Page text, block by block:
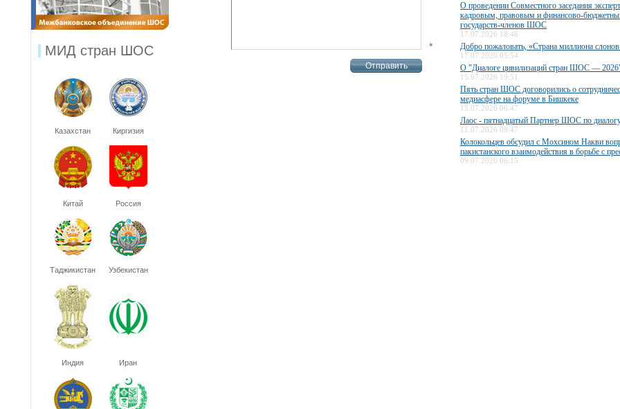
МИД стран ШОС
Казахстан Киргизия
Китай Россия
Таджикистан Узбекистан
Индия Иран
*
О проведении Совместного заседания
кадровым, правовым и финансово-
государств-членов ШОС
17.07.2026 18:46
Добро пожаловать, «Страна миллиона
17.07.2026 05:54
О "Диалоге цивилизаций стран ШОС —
15.07.2026 19:51
Пять стран ШОС договорились о
медиасфере на форуме в Бишкеке
15.07.2026 06:47
Лаос - пятнадцатый Партнер ШОС по
11.07.2026 09:47
Колокольцев обсудил с Мохсином Накви
пакистанского взаимодействия в борьбе с
09.07.2026 06:15